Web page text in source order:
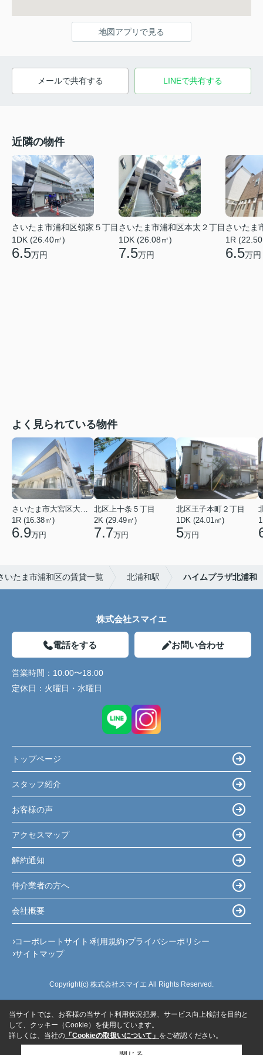
地図アプリで見る
メールで共有する LINEで共有する
近隣の物件
さいたま市浦和区領家５丁目
1DK (26.40㎡)
6.5万円
さいたま市浦和区本太２丁目
1DK (26.08㎡)
7.5万円
さいたま
1R
6.5万円
よく見られている物件
さいたま市大宮区大成町１丁目
1R (16.38㎡)
6.9万円
北区上十条５丁目
2K (29.49㎡)
7.7万円
北区王子本町２丁目
1DK (24.01㎡)
5万円
いたま市浦和区の賃貸一覧 北浦和駅 ハイムプラザ北浦和
株式会社スマイエ
電話をする お問い合わせ
営業時間： 10:00〜18:00
定休日： 火曜日・水曜日
トップページ
スタッフ紹介
お客様の声
アクセスマップ
解約通知
仲介業者の方へ
会社概要
コーポレートサイト 利用規約 プライバシーポリシー
サイトマップ
Copyright(c) 株式会社スマイエ All Rights Reserved.
当サイトでは、お客様の当サイト利用状況把握、サービス向上検討を目的と
して、クッキー（Cookie）を使用しています。
詳しくは、当社の 「Cookieの取扱いについて」 をご確認ください。